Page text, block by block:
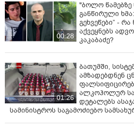
00:28
"ბოლო
განწირული
გეხვეწები” -
აქვეყნებს
კაკაბაძე?
01:26
ბათუმში,
ამზადებდნენ
ალკოჰოლურ
დეტალებს
სამინისტროს საგამოძიებო